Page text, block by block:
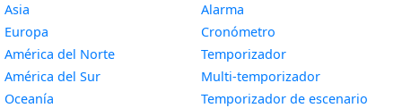
Asia
Europa
América del Norte
América del Sur
Oceanía
Alarma
Cronómetro
Temporizador
Multi-temporizador
Temporizador de escenario